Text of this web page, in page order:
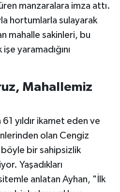
manzaralara imza attı.
hortumlarla sulayarak
mahalle sakinleri, bu
yaramadığını
Mahallemiz
yıldır ikamet eden ve
olan Cengiz
bir sahipsizlik
Yaşadıkları
anlatan Ayhan, "İlk